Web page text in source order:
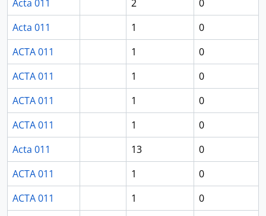
Acta 011
2
0
Acta 011
1
0
ACTA 011
1
0
ACTA 011
1
0
ACTA 011
1
0
ACTA 011
1
0
Acta 011
13
0
ACTA 011
1
0
ACTA 011
1
0